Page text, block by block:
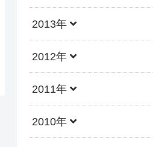
2013年
2012年
2011年
2010年